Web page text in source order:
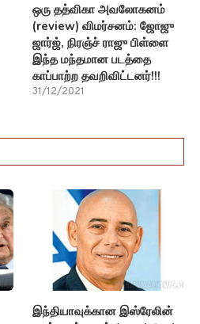
ஒரு தத்விகா அவலோகனம்
(review) விமர்சனம்: ஜோஜு
ஜார்ஜ், நிரஞ்ச் ராஜு பிள்ளை
இந்த மந்தமான படத்தை
காப்பாற்ற தவறிவிட்டனர்!!!
31/12/2021
இந்தியாவுக்கான இஸ்ரேலின்